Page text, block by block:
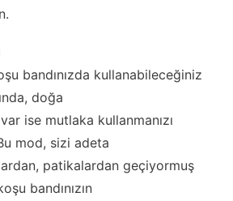
bandınızda kullanabileceğiniz
doğa
ise mutlaka kullanmanızı
mod, sizi adeta
patikalardan geçiyormuş
bandınızın